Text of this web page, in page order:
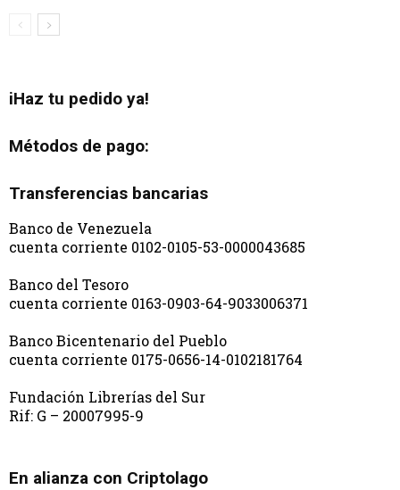
iHaz tu pedido ya!
Métodos de pago:
Transferencias bancarias
Banco de Venezuela
cuenta corriente 0102-0105-53-0000043685
Banco del Tesoro
cuenta corriente 0163-0903-64-9033006371
Banco Bicentenario del Pueblo
cuenta corriente 0175-0656-14-0102181764
Fundación Librerías del Sur
Rif: G – 20007995-9
En alianza con Criptolago